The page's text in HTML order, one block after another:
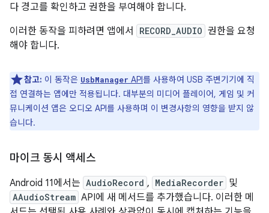
다 경고를 확인하고 권한을 부여해야 합니다.
이러한 동작을 피하려면 앱에서
RECORD_AUDIO 권한을 요청
해야 합니다.
참고: 이 동작은 UsbManager API를 사용하여 USB 주변기기에 직
접 연결하는 앱에만 적용됩니다. 대부분의 미디어 플레이어, 게임 및 커
뮤니케이션 앱은 오디오 API를 사용하며 이 변경사항의 영향을 받지 않
습니다.
마이크 동시 액세스
Android 11에서는 AudioRecord , MediaRecorder 및
AAudioStream API에 새 메서드를 추가했습니다. 이러한 메